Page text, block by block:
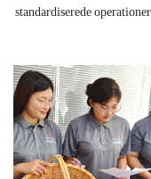
standardiserede